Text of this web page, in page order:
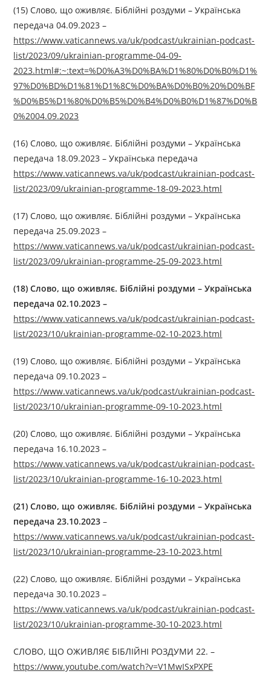
(15) Слово, що оживляє. Біблійні роздуми – Українська
передача 04.09.2023 –
https://www.vaticannews.va/uk/podcast/ukrainian-podcast-
list/2023/09/ukrainian-programme-04-09-
2023.html#:~:text=%D0%A3%D0%BA%D1%80%D0%B0%D1%
97%D0%BD%D1%81%D1%8C%D0%BA%D0%B0%20%D0%BF
%D0%B5%D1%80%D0%B5%D0%B4%D0%B0%D1%87%D0%B
0%2004.09.2023
(16) Слово, що оживляє. Біблійні роздуми – Українська
передача 18.09.2023 – Українська передача
https://www.vaticannews.va/uk/podcast/ukrainian-podcast-
list/2023/09/ukrainian-programme-18-09-2023.html
(17) Слово, що оживляє. Біблійні роздуми – Українська
передача 25.09.2023 –
https://www.vaticannews.va/uk/podcast/ukrainian-podcast-
list/2023/09/ukrainian-programme-25-09-2023.html
(18) Слово, що оживляє. Біблійні роздуми–Українська
передача 02.10.2023 –
https://www.vaticannews.va/uk/podcast/ukrainian-podcast-
list/2023/10/ukrainian-programme-02-10-2023.html
(19) Слово, що оживляє. Біблійні роздуми – Українська
передача 09.10.2023 –
https://www.vaticannews.va/uk/podcast/ukrainian-podcast-
list/2023/10/ukrainian-programme-09-10-2023.html
(20) Слово, що оживляє. Біблійні роздуми – Українська
передача 16.10.2023 –
https://www.vaticannews.va/uk/podcast/ukrainian-podcast-
list/2023/10/ukrainian-programme-16-10-2023.html
(21) Слово, що оживляє. Біблійні роздуми–Українська
передача 23.10.2023–
https://www.vaticannews.va/uk/podcast/ukrainian-podcast-
list/2023/10/ukrainian-programme-23-10-2023.html
(22) Слово, що оживляє. Біблійні роздуми – Українська
передача 30.10.2023 –
https://www.vaticannews.va/uk/podcast/ukrainian-podcast-
list/2023/10/ukrainian-programme-30-10-2023.html
СЛОВО, ЩО ОЖИВЛЯЄ БІБЛІЙНІ РОЗДУМИ 22. –
https://www.youtube.com/watch?v=V1MwISxPXPE